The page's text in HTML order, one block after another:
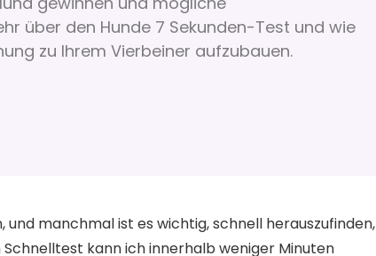
über den Hunde 7 Sekunden-Test und wie
zu Ihrem Vierbeiner aufzubauen.
manchmal ist es wichtig, schnell herauszufinden,
kann ich innerhalb weniger Minuten